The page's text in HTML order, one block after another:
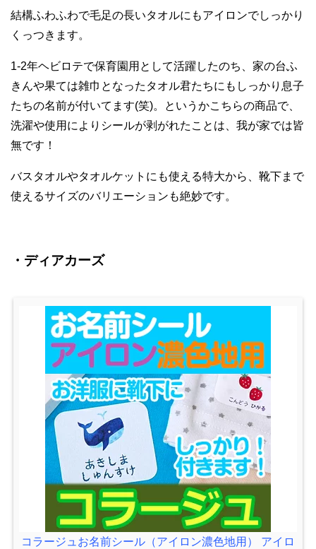
結構ふわふわで毛足の長いタオルにもアイロンでしっかり
くっつきます。
1-2年ヘビロテで保育園用として活躍したのち、家の台ふ
きんや果ては雑巾となったタオル君たちにもしっかり息子
たちの名前が付いてます(笑)。というかこちらの商品で、
洗濯や使用によりシールが剥がれたことは、我が家では皆
無です！
バスタオルやタオルケットにも使える特大から、靴下まで
使えるサイズのバリエーションも絶妙です。
・ディアカーズ
コラージュお名前シール（アイロン濃色地用） アイロ